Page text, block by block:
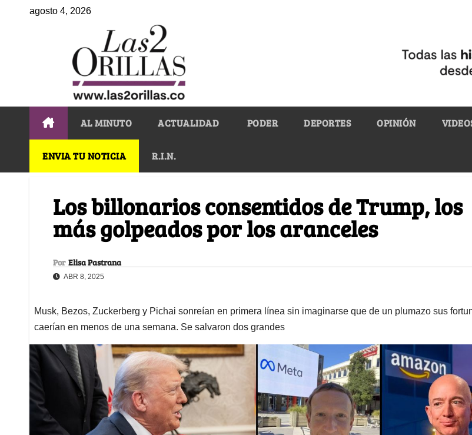
agosto 4, 2026
AL MINUTO ACTUALIDAD PODER DEPORTES OPINIÓN
ENVIA TU NOTICIA R.I.N.
Los billonarios consentidos de Trump, los
más golpeados por los aranceles
Por Elisa Pastrana
ABR 8, 2025
Musk, Bezos, Zuckerberg y Pichai sonreían en primera línea sin imaginarse que de un plumazo sus
caerían en menos de una semana. Se salvaron dos grandes